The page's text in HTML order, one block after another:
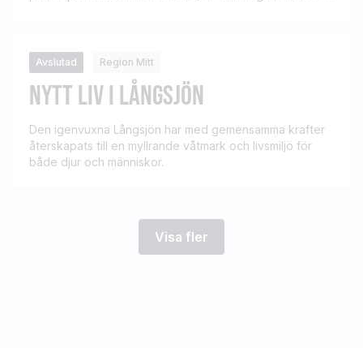
Avslutad Region Mitt
NYTT LIV I LÅNGSJÖN
Den igenvuxna Långsjön har med gemensamma krafter
återskapats till en myllrande våtmark och livsmiljö för
både djur och människor.
Visa fler